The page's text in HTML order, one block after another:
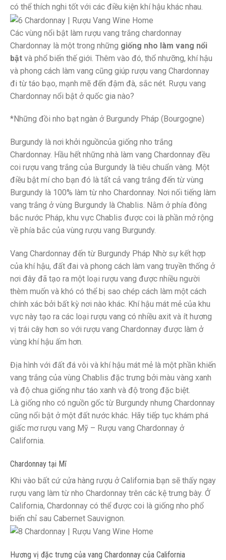
có thể thích nghi tốt với các điều kiện khí hậu khác nhau.
Các vùng nổi bật làm rượu vang trắng chardonnay
Chardonnay là một trong những giống nho làm vang nổi
bật và phổ biến thế giới. Thêm vào đó, thổ nhưỡng, khí hậu
và phong cách làm vang cũng giúp rượu vang Chardonnay
đi từ táo bạo, mạnh mẽ đến đậm đà, sắc nét. Rượu vang
Chardonnay nổi bật ở quốc gia nào?
*Những đồi nho bạt ngàn ở Burgundy Pháp (Bourgogne)
Burgundy là nơi khởi nguồncủa giống nho trắng
Chardonnay. Hầu hết những nhà làm vang Chardonnay đều
coi rượu vang trắng của Burgundy là tiêu chuẩn vàng. Một
điều bật mí cho bạn đó là tất cả vang trắng đến từ vùng
Burgundy là 100% làm từ nho Chardonnay. Nơi nối tiếng làm
vang trắng ở vùng Burgundy là Chablis. Nằm ở phía đông
bắc nước Pháp, khu vực Chablis được coi là phần mở rộng
về phía bắc của vùng rượu vang Burgundy.
Vang Chardonnay đến từ Burgundy Pháp Nhờ sự kết hợp
của khí hậu, đất đai và phong cách làm vang truyền thống ở
nơi đây đã tạo ra một loại rượu vang được nhiều người
thèm muốn và khó có thể bị sao chép cách làm một cách
chính xác bởi bất kỳ nơi nào khác. Khí hậu mát mẻ của khu
vực này tạo ra các loại rượu vang có nhiều axit và ít hương
vị trái cây hơn so với rượu vang Chardonnay được làm ở
vùng khí hậu ấm hơn.
Địa hình với đất đá vôi và khí hậu mát mẻ là một phần khiến
vang trắng của vùng Chablis đặc trưng bởi màu vàng xanh
và độ chua giống như táo xanh và độ trong đặc biệt.
Là giống nho có nguồn gốc từ Burgundy nhưng Chardonnay
cũng nổi bật ở một đất nước khác. Hãy tiếp tục khám phá
giấc mơ rượu vang Mỹ – Rượu vang Chardonnay ở
California.
Chardonnay tại Mĩ
Khi vào bất cứ cửa hàng rượu ở California bạn sẽ thấy ngay
rượu vang làm từ nho Chardonnay trên các kệ trưng bày. Ở
California, Chardonnay có thể được coi là giống nho phổ
biến chỉ sau Cabernet Sauvignon.
Hương vị đặc trưng của vang Chardonnay của California